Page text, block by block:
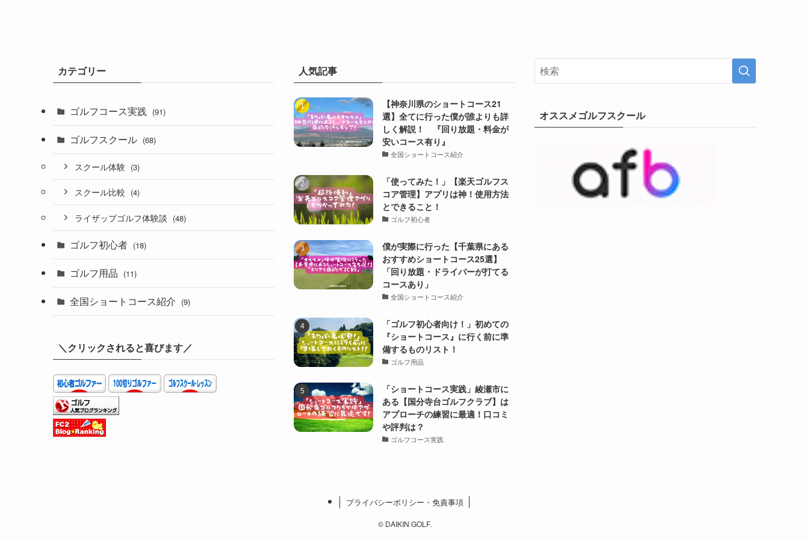
カテゴリー
ゴルフコース実践 (91)
ゴルフスクール (68)
スクール体験 (3)
スクール比較 (4)
ライザップゴルフ体験談 (48)
ゴルフ初心者 (18)
ゴルフ用品 (11)
全国ショートコース紹介 (9)
＼クリックされると喜びます／
人気記事
【神奈川県のショートコース21
選】全てに行った僕が誰よりも詳
しく解説！ 『回り放題・料金が
安いコース有り』
全国ショートコース紹介
「使ってみた！」【楽天ゴルフス
コア管理】アプリは神！使用方法
とできること！
ゴルフ初心者
僕が実際に行った【千葉県にある
おすすめショートコース25選】
「回り放題・ドライバーが打てる
コースあり」
全国ショートコース紹介
「ゴルフ初心者向け！」初めての
『ショートコース』に行く前に準
備するものリスト！
ゴルフ用品
「ショートコース実践」綾瀬市に
ある【国分寺台ゴルフクラブ】は
アプローチの練習に最適！口コミ
や評判は？
ゴルフコース実践
オススメゴルフスクール
プライバシーポリシー・免責事項
©DAIKIN GOLF.